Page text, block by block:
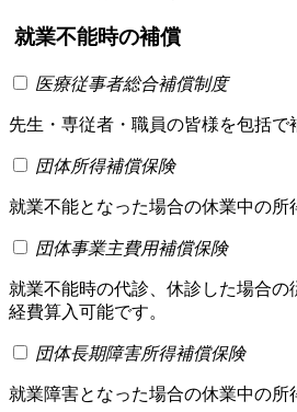
就業不能時の補償
医療従事者総合補償制度
先生・専従者・職員の皆様を包括で
団体所得補償保険
就業不能となった場合の休業中の所
団体事業主費用補償保険
就業不能時の代診、休診した場合の
経費算入可能です。
団体長期障害所得補償保険
就業障害となった場合の休業中の所